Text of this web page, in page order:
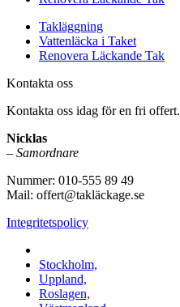
Takläggning
Vattenläcka i Taket
Renovera Läckande Tak
Kontakta oss
Kontakta oss idag för en fri offert.
Nicklas
– Samordnare
Nummer: 010-555 89 49
Mail: offert@takläckage.se
Integritetspolicy
Stockholm,
Uppland,
Roslagen,